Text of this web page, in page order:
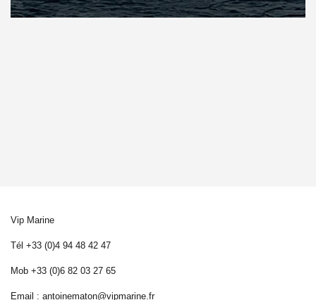
Vip Marine
Tél +33 (0)4 94 48 42 47
Mob +33 (0)6 82 03 27 65
Email : antoinematon@vipmarine.fr